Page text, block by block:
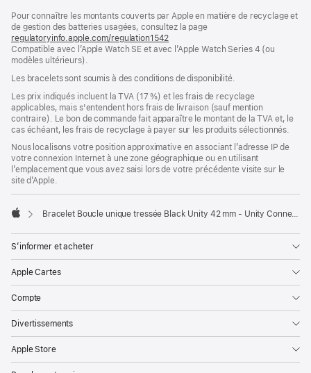
une
nouvelle
fenêtre)
Pour connaître les montants couverts par Apple en matière de recyclage et
de gestion des batteries usagées, consultez la page
regulatoryinfo.apple.com/regulation1542
dans
fenêtre)
Compatible avec l’Apple Watch SE et avec l’Apple Watch Series 4 (ou
modèles ultérieurs).
Les bracelets sont soumis à des conditions de disponibilité.
Les prix indiqués incluent la TVA (17 %) et les frais de recyclage
applicables, mais s'entendent hors frais de livraison (sauf mention
contraire). Le bon de commande fait apparaître le montant de la TVA et, le
cas échéant, les frais de recyclage à payer sur les produits sélectionnés.
Nous localisons votre position approximative en associant l’adresse IP de
votre connexion Internet à une zone géographique ou en utilisant
l’emplacement que vous avez saisi lors de votre précédente visite sur le
site d’Apple.
Bracelet Boucle unique tressée Black Unity 42 mm - Unity Connection - Taille 4
S’informer et acheter
Apple Cartes
Compte
Divertissements
Apple Store